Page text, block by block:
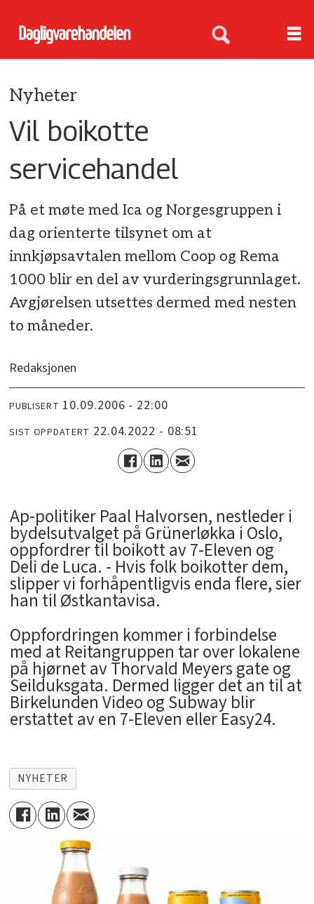
Nyheter
Vil boikotte
servicehandel
På et møte med Ica og Norgesgruppen i
dag orienterte tilsynet om at
innkjøpsavtalen mellom Coop og Rema
1000 blir en del av vurderingsgrunnlaget.
Avgjørelsen utsettes dermed med nesten
to måneder.
Redaksjonen
PUBLISERT 10.09.2006 - 22:00
SIST OPPDATERT 22.04.2022 - 08:51
Ap-politiker Paal Halvorsen, nestleder i
bydelsutvalget på Grünerløkka i Oslo,
oppfordrer til boikott av 7-Eleven og
Deli de Luca. - Hvis folk boikotter dem,
slipper vi forhåpentligvis enda flere, sier
han til Østkantavisa.
Oppfordringen kommer i forbindelse
med at Reitangruppen tar over lokalene
på hjørnet av Thorvald Meyers gate og
Seilduksgata. Dermed ligger det an til at
Birkelunden Video og Subway blir
erstattet av en 7-Eleven eller Easy24.
NYHETER